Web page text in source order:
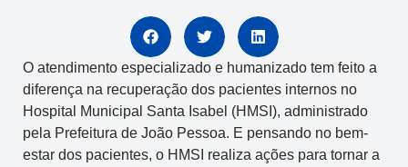
O atendimento especializado e humanizado tem feito a
diferença na recuperação dos pacientes internos no
Hospital Municipal Santa Isabel (HMSI), administrado
pela Prefeitura de João Pessoa. E pensando no bem-
estar dos pacientes, o HMSI realiza ações para tornar a